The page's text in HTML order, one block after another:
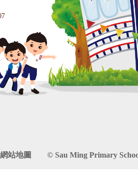
網站地圖 © Sau Ming Primary